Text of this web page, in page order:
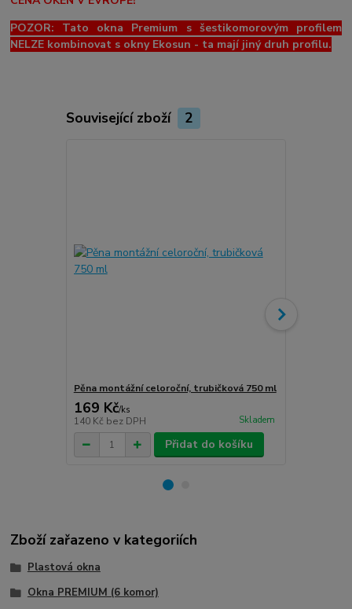
POZOR: Tato okna Premium s šestikomorovým profilem
NELZE kombinovat s okny Ekosun - ta mají jiný druh profilu.
Související zboží 2
Pěna montážní celoroční, trubičková 750 ml
169 Kč/ks
140 Kč bez DPH Skladem
Přidat do košíku
Zboží zařazeno v kategoriích
Plastová okna
Okna PREMIUM (6 komor)